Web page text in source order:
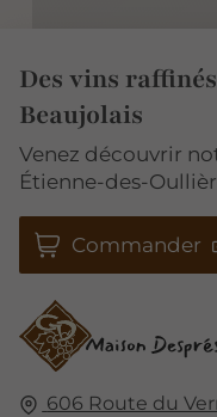
606 Route du
Des vins
Beaujolais
Venez découvrir
Étienne-des-
Commander